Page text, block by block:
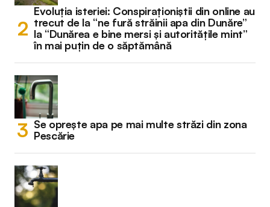
Evoluția isteriei: Conspiraționiștii din online au
trecut de la “ne fură străinii apa din Dunăre”
la “Dunărea e bine mersi și autoritățile mint”
în mai puțin de o săptămână
Se oprește apa pe mai multe străzi din zona
Pescărie